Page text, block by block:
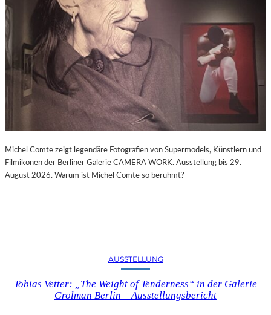
Michel Comte zeigt legendäre Fotografien von Supermodels, Künstlern und
Filmikonen der Berliner Galerie CAMERA WORK. Ausstellung bis 29.
August 2026. Warum ist Michel Comte so berühmt?
AUSSTELLUNG
Tobias Vetter: „The Weight of Tenderness“ in der Galerie
Grolman Berlin – Ausstellungsbericht